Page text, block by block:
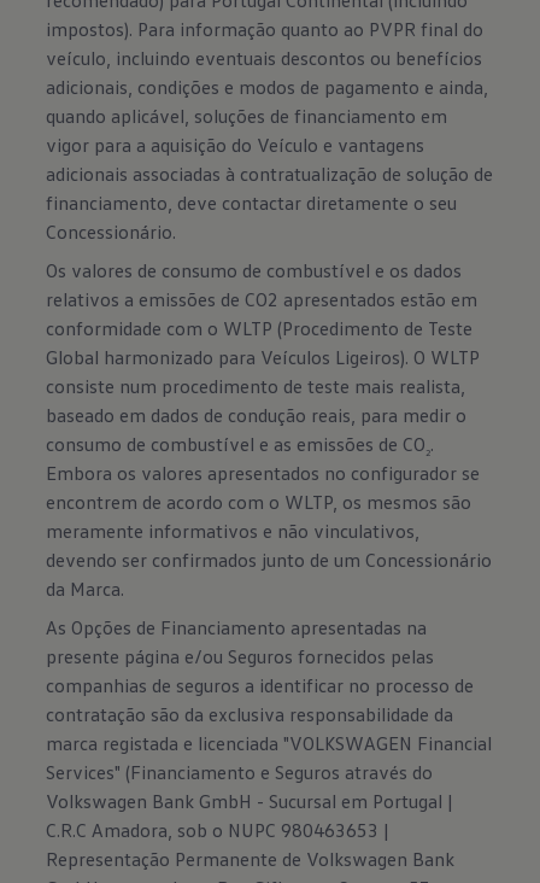
impostos). Para informação quanto ao PVPR final do
veículo, incluindo eventuais descontos ou benefícios
adicionais, condições e modos de pagamento e ainda,
quando aplicável, soluções de financiamento em
vigor para a aquisição do Veículo e vantagens
adicionais associadas à contratualização de solução de
financiamento, deve contactar diretamente o seu
Concessionário.
Os valores de consumo de combustível e os dados
relativos a emissões de CO2 apresentados estão em
conformidade com o WLTP (Procedimento de Teste
Global harmonizado para Veículos Ligeiros). O WLTP
consiste num procedimento de teste mais realista,
baseado em dados de condução reais, para medir o
consumo de combustível e as emissões de CO 2.
Embora os valores apresentados no configurador se
encontrem de acordo com o WLTP, os mesmos são
meramente informativos e não vinculativos,
devendo ser confirmados junto de um Concessionário
da Marca.
As Opções de Financiamento apresentadas na
presente página e/ou Seguros fornecidos pelas
companhias de seguros a identificar no processo de
contratação são da exclusiva responsabilidade da
marca registada e licenciada "VOLKSWAGEN Financial
Services" (Financiamento e Seguros através do
Volkswagen Bank GmbH - Sucursal em Portugal |
C.R.C Amadora, sob o NUPC 980463653 |
Representação Permanente de Volkswagen Bank